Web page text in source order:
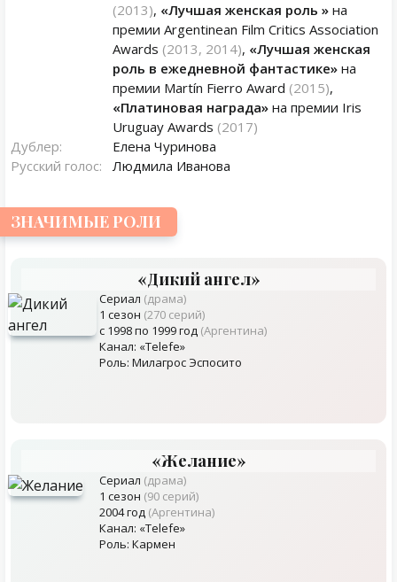
(2013), «Лучшая женская роль » на
премии Argentinean Film Critics Association
Awards (2013, 2014), «Лучшая женская
роль в ежедневной фантастике» на
премии Martín Fierro Award (2015),
«Платиновая награда» на премии Iris
Uruguay Awards (2017)
Дублер:
Елена Чуринова
Русский голос:
Людмила Иванова
ЗНАЧИМЫЕ РОЛИ
«Дикий ангел»
Сериал (драма)
1 сезон (270 серий)
с 1998 по 1999 год (Аргентина)
Канал: «Telefe»
Роль: Милагрос Эспосито
«Желание»
Сериал (драма)
1 сезон (90 серий)
2004 год (Аргентина)
Канал: «Telefe»
Роль: Кармен